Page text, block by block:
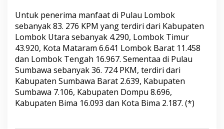
Untuk penerima manfaat di Pulau Lombok
sebanyak 83. 276 KPM yang terdiri dari Kabupaten
Lombok Utara sebanyak 4.290, Lombok Timur
43.920, Kota Mataram 6.641 Lombok Barat 11.458
dan Lombok Tengah 16.967. Sementaa di Pulau
Sumbawa sebanyak 36. 724 PKM, terdiri dari
Kabupaten Sumbawa Barat 2.639, Kabupaten
Sumbawa 7.106, Kabupaten Dompu 8.696,
Kabupaten Bima 16.093 dan Kota Bima 2.187. (*)